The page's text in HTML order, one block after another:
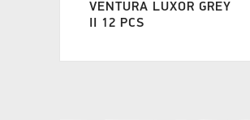
VENTURA LUXOR GREY
II 12 PCS